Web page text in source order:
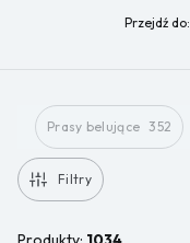
Przejdź do:
Prasy belujące 352
Filtry